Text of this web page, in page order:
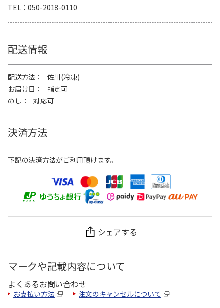
TEL
050-2018-0110
配送情報
配送方法
佐川(冷凍)
お届け日
指定可
のし
対応可
決済方法
下記の決済方法がご利用頂けます。
シェアする
マークや記載内容について
よくあるお問い合わせ
お支払い方法 注文のキャンセルについて